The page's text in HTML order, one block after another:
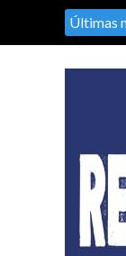
Últimas